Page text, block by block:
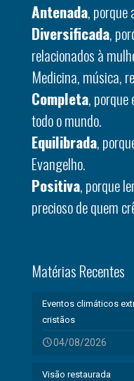
Antenada, porque
Diversificada,
relacionados à
Medicina, música,
Completa, porque
todo o mundo.
Equilibrada,
Evangelho.
Positiva, porque
precioso de quem
Matérias Recentes
Eventos climáticos
cristãos
04/08/2026
Visão restaurada